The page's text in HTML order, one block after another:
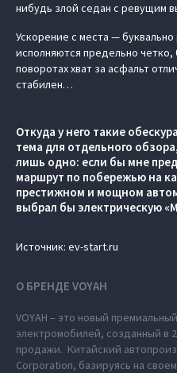
нибудь злой седан с ревущим
Ускорение с места —
исполняются предельно четко,
поворотах хват за асфальт
стабилен…
Откуда у него такие
тема для отдельного
лишь одно: если бы мне
маршрут по побережью на
престижном и мощном
выбрал бы электрическую
Источник: ev-start.ru
О БРЕНДЕ VOYAH
VOYAH – это новый
электромобилей, созданный в
продажи. Китайский
Corporation, базируясь на